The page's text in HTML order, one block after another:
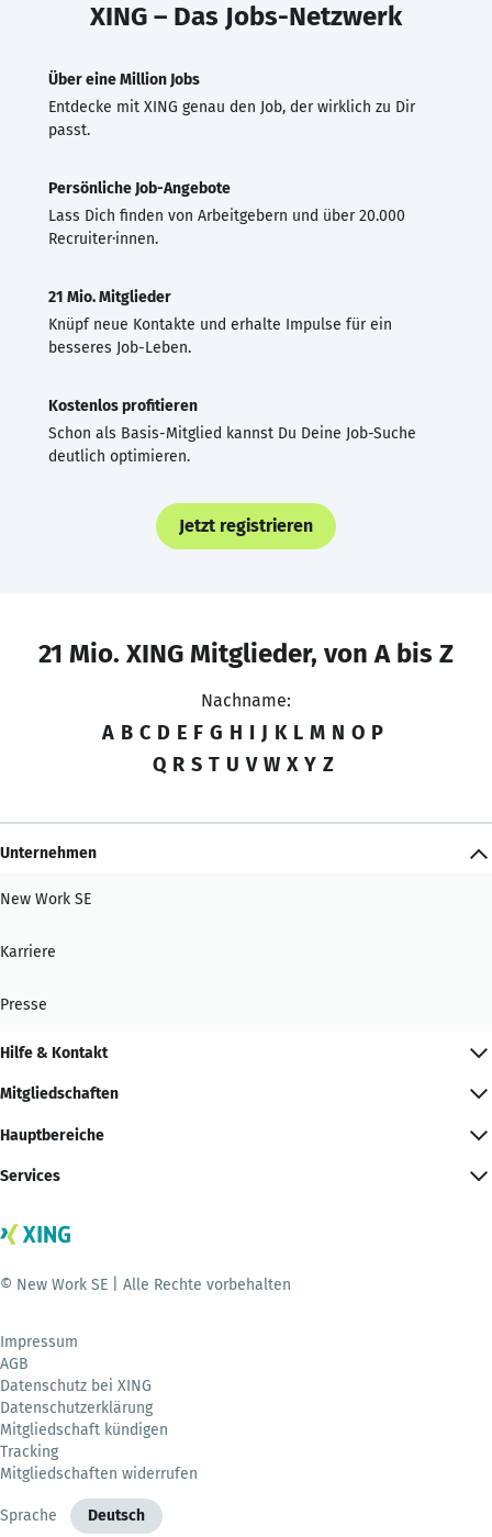
XING – Das Jobs-Netzwerk
Über eine Million Jobs
Entdecke mit XING genau den Job, der wirklich zu Dir
passt.
Persönliche Job-Angebote
Lass Dich finden von Arbeitgebern und über 20.000
Recruiter·innen.
21 Mio. Mitglieder
Knüpf neue Kontakte und erhalte Impulse für ein
besseres Job-Leben.
Kostenlos profitieren
Schon als Basis-Mitglied kannst Du Deine Job-Suche
deutlich optimieren.
Jetzt registrieren
21 Mio. XING Mitglieder, von A bis Z
Nachname:
A B C D E F G H I J K L M N O P
Q R S T U V W X Y Z
Unternehmen
New Work SE
Karriere
Presse
Hilfe & Kontakt
Mitgliedschaften
Hauptbereiche
Services
© New Work SE | Alle Rechte vorbehalten
Impressum
AGB
Datenschutz bei XING
Datenschutzerklärung
Mitgliedschaft kündigen
Tracking
Mitgliedschaften widerrufen
Sprache Deutsch